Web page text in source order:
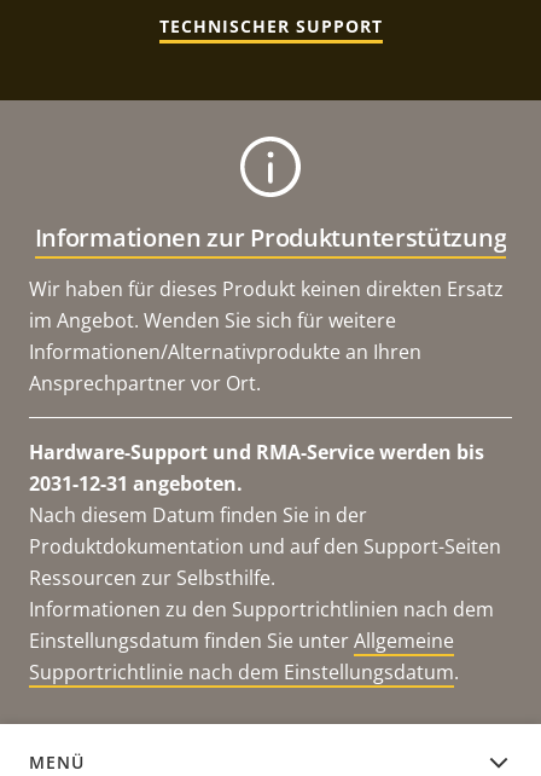
TECHNISCHER SUPPORT
Informationen zur Produktunterstützung
Wir haben für dieses Produkt keinen direkten Ersatz
im Angebot. Wenden Sie sich für weitere
Informationen/Alternativprodukte an Ihren
Ansprechpartner vor Ort.
Hardware-Support und RMA-Service werden bis
2031-12-31 angeboten.
Nach diesem Datum finden Sie in der
Produktdokumentation und auf den Support-Seiten
Ressourcen zur Selbsthilfe.
Informationen zu den Supportrichtlinien nach dem
Einstellungsdatum finden Sie unterAllgemeine
Supportrichtlinie nach dem Einstellungsdatum.
MENÜ
DOKUMENTATION